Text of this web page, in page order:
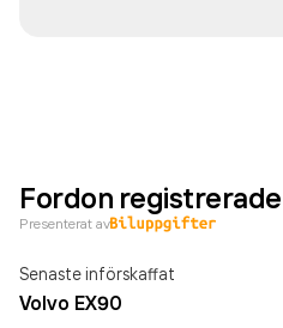
Fordon registrerade
Presenterat av
Senaste införskaffat
Volvo EX90